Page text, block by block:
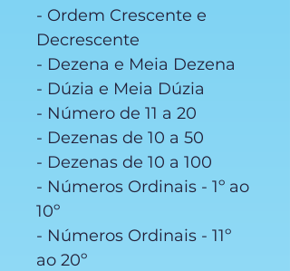
- Ordem Crescente e
Decrescente
- Dezena e Meia Dezena
- Dúzia e Meia Dúzia
- Número de 11 a 20
- Dezenas de 10 a 50
- Dezenas de 10 a 100
- Números Ordinais - 1º ao
10º
- Números Ordinais - 11º
ao 20º